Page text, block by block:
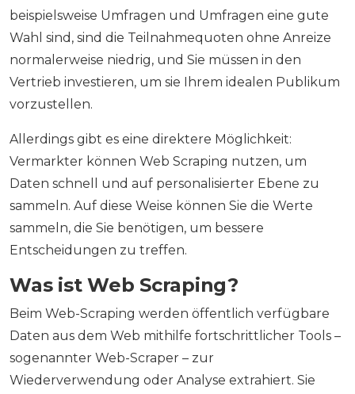
beispielsweise Umfragen und Umfragen eine gute
Wahl sind, sind die Teilnahmequoten ohne Anreize
normalerweise niedrig, und Sie müssen in den
Vertrieb investieren, um sie Ihrem idealen Publikum
vorzustellen.
Allerdings gibt es eine direktere Möglichkeit:
Vermarkter können Web Scraping nutzen, um
Daten schnell und auf personalisierter Ebene zu
sammeln. Auf diese Weise können Sie die Werte
sammeln, die Sie benötigen, um bessere
Entscheidungen zu treffen.
Was ist Web Scraping?
Beim Web-Scraping werden öffentlich verfügbare
Daten aus dem Web mithilfe fortschrittlicher Tools –
sogenannter Web-Scraper – zur
Wiederverwendung oder Analyse extrahiert. Sie